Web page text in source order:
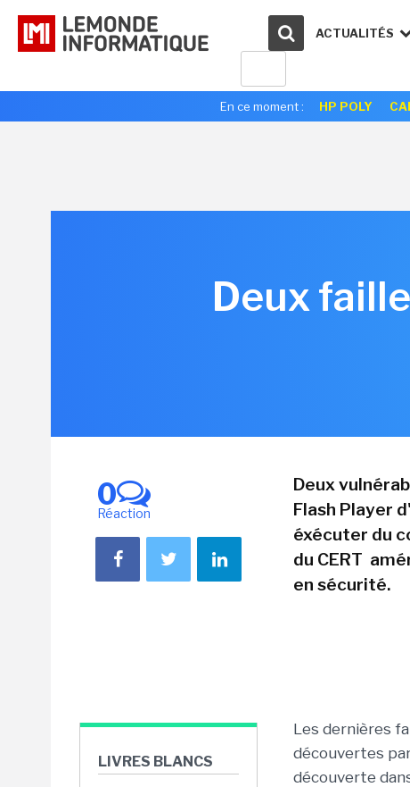
ACTUALITÉS
En ce moment : HP POLY
Deux
0
Réaction
LIVRES BLANCS
Deux
Flash Player
éxécuter du
du CERT
en sécurité.
Les dernières
découvertes
découverte